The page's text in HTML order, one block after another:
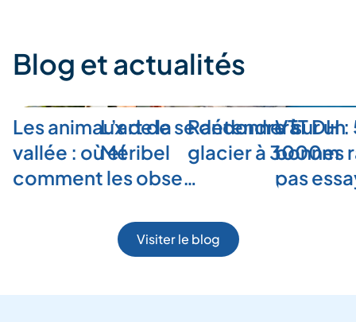
Blog et actualités
Les animaux de la
vallée : où et
comment les obse…
L’art de se détendre à
Méribel
Randonner sur un
glacier à 3000m
VTT DH
bonnes
pas
Visiter le blog